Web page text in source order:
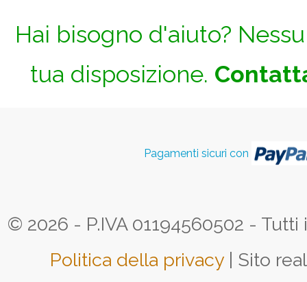
Hai bisogno d'aiuto?
tua disposizione.
Pagamenti sicuri con
© 2026 - P.IVA 01194560502 -
Politica della privacy | Sito